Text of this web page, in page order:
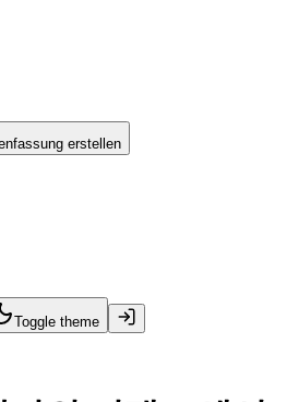
erstellen
Toggle theme